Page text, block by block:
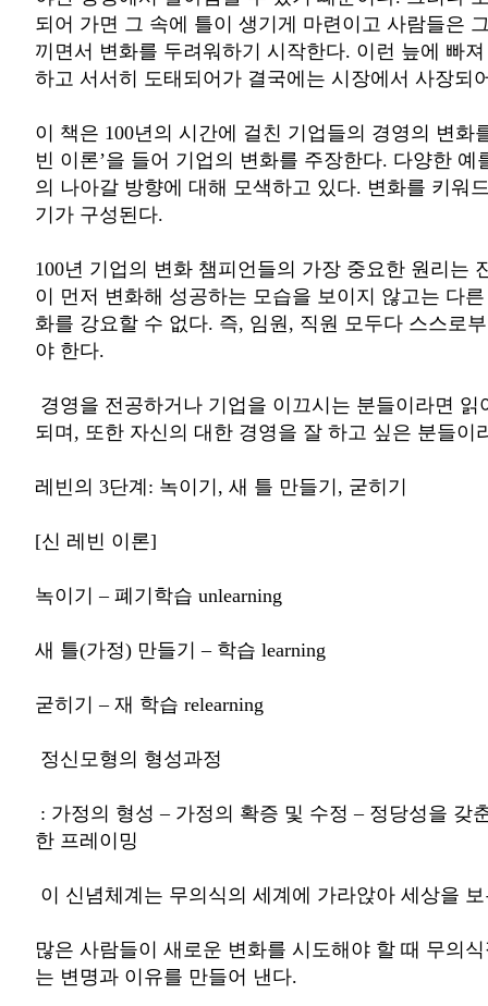
되어 가면 그 속에 틀이 생기게 마련이고 사람들은
끼면서 변화를 두려워하기 시작한다. 이런 늪에 빠
하고 서서히 도태되어가 결국에는 시장에서 사장되
이 책은 100년의 시간에 걸친 기업들의 경영의 변화
빈 이론’을 들어 기업의 변화를 주장한다. 다양한 예
의 나아갈 방향에 대해 모색하고 있다. 변화를 키워
기가 구성된다.
100년 기업의 변화 챔피언들의 가장 중요한 원리는
이 먼저 변화해 성공하는 모습을 보이지 않고는 다
화를 강요할 수 없다. 즉, 임원, 직원 모두다 스스로
야 한다.
경영을 전공하거나 기업을 이끄시는 분들이라면 읽
되며, 또한 자신의 대한 경영을 잘 하고 싶은 분들이
레빈의 3단계: 녹이기, 새 틀 만들기, 굳히기
[신 레빈 이론]
녹이기 – 폐기학습 unlearning
새 틀(가정) 만들기 – 학습 learning
굳히기 – 재 학습 relearning
정신모형의 형성과정
: 가정의 형성 – 가정의 확증 및 수정 – 정당성을 갖
한 프레이밍
이 신념체계는 무의식의 세계에 가라앉아 세상을
많은 사람들이 새로운 변화를 시도해야 할 때 무의
는 변명과 이유를 만들어 낸다.